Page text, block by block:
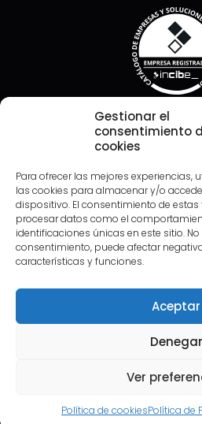
Gestionar el
consentimiento
cookies
Para ofrecer las mejores
las cookies para almacenar y/o
dispositivo. El consentimiento de
procesar datos como el
identificaciones únicas en este sitio.
consentimiento, puede afectar
características y funciones.
Aceptar
Denegar
Ver
Política de cookiesPolítica de
Oficines
C/ Baró de
Dilluns –
09:00h a
15.00h a
Divendres: